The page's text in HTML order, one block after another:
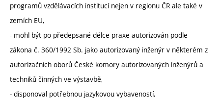
programů vzdělávacích institucí nejen v regionu ČR ale také v
zemích EU,
- mohl být po předepsané délce praxe autorizován podle
zákona č. 360/1992 Sb. jako autorizovaný inženýr v některém z
autorizačních oborů České komory autorizovaných inženýrů a
techniků činných ve výstavbě,
- disponoval potřebnou jazykovou vybaveností,